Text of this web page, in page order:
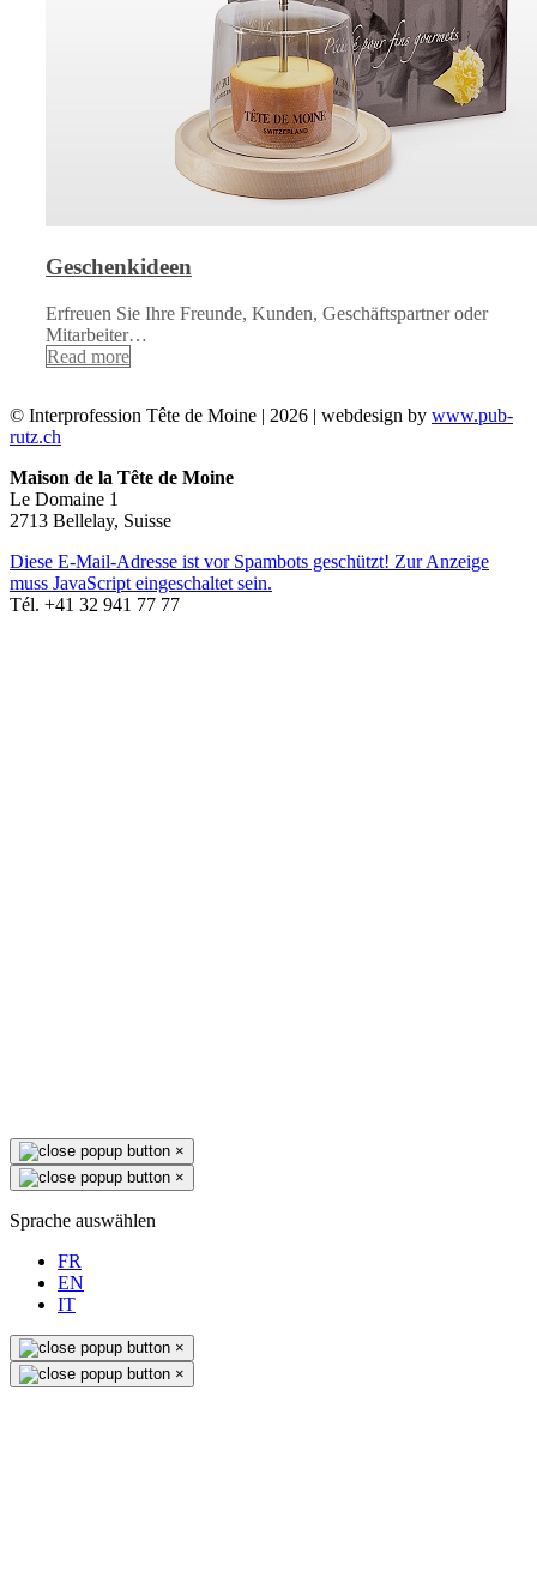
Geschenkideen
Erfreuen Sie Ihre Freunde, Kunden, Geschäftspartner oder
Mitarbeiter…
Read more
© Interprofession Tête de Moine | 2026 | webdesign by www.pub-
rutz.ch
Maison de la Tête de Moine
Le Domaine 1
2713 Bellelay, Suisse
Diese E-Mail-Adresse ist vor Spambots geschützt! Zur Anzeige
muss JavaScript eingeschaltet sein.
Tél. +41 32 941 77 77
×
×
Sprache auswählen
FR
EN
IT
×
×